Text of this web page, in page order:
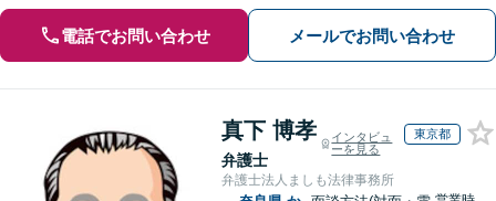
電話でお問い合わせ メールでお問い合わせ
真下 博孝
弁護士
インタビュ
ーを見る
東京都
弁護士法人ましも法律事務所